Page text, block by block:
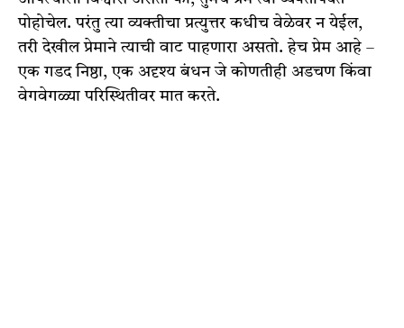
पोहोचेल. परंतु त्या व्यक्तीचा प्रत्युत्तर कधीच वेळेवर न येईल,
तरी देखील प्रेमाने त्याची वाट पाहणारा असतो. हेच प्रेम आहे –
एक गडद निष्ठा, एक अदृश्य बंधन जे कोणतीही अडचण किंवा
वेगवेगळ्या परिस्थितीवर मात करते.